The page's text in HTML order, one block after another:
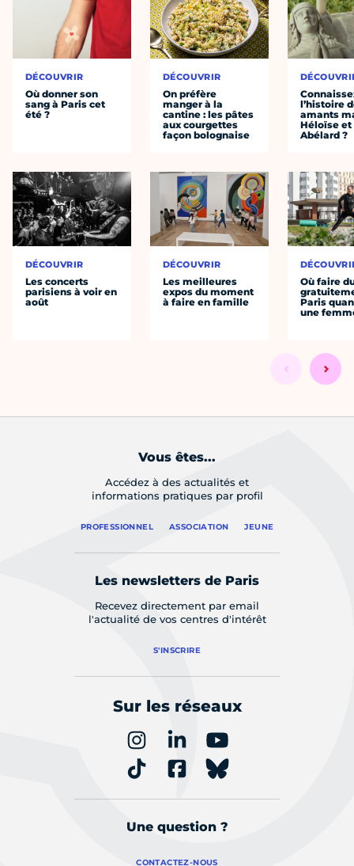
DÉCOUVRIR
Où donner son
sang à Paris cet
été ?
DÉCOUVRIR
Les concerts
parisiens à voir en
août
DÉCOUVRIR
On préfère
manger à la
cantine : les pâtes
aux courgettes
façon bolognaise
DÉCOUVRIR
Les meilleures
expos du moment
à faire en famille
l’histoire
amants
Héloïse et
Abélard ?
Où faire
Paris
une
Vous êtes...
Accédez à des actualités et
informations pratiques par profil
PROFESSIONNEL ASSOCIATION JEUNE
Les newsletters de Paris
Recevez directement par email
l'actualité de vos centres d'intérêt
S'INSCRIRE
Sur les réseaux
Une question ?
CONTACTEZ-NOUS